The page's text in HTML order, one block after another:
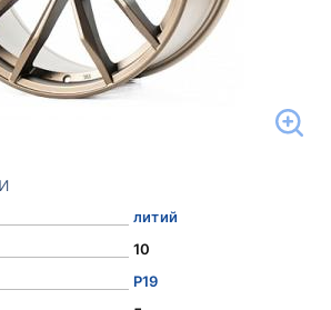
литий
10
Р19